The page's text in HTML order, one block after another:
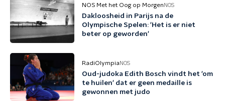
NOS Met het Oog op Morgen NOS
Dakloosheid in Parijs na de
Olympische Spelen: 'Het is er niet
beter op geworden'
RadiOlympia NOS
Oud-judoka Edith Bosch vindt het 'om
te huilen' dat er geen medaille is
gewonnen met judo